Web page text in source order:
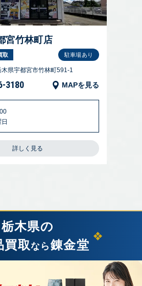
宮竹林町店
取 駐車場あり
県宇都宮市竹林町591-1
3180 MAPを見る
詳しく見る
栃木県の
買取なら 錬金堂